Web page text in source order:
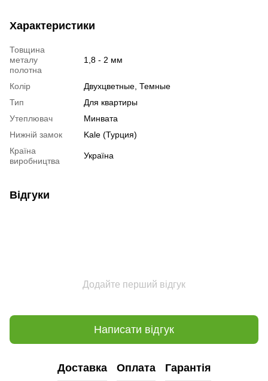
Характеристики
Товщина
металу
полотна
1,8 - 2 мм
Колір
Двухцветные, Темные
Тип
Для квартиры
Утеплювач
Минвата
Нижній замок
Kale (Турция)
Країна
виробництва
Україна
Відгуки
Додайте перший відгук
Написати відгук
Доставка Оплата Гарантія